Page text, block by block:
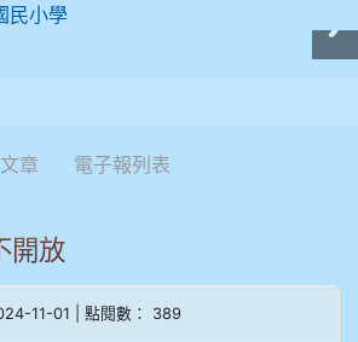
章 電子報列表
開放
11-01 | 點閱數： 389